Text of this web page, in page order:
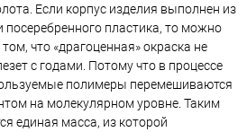
Если корпус изделия выполнен из
посеребренного пластика, то можно
что «драгоценная» окраска не
с годами. Потому что в процессе
полимеры перемешиваются
на молекулярном уровне. Таким
единая масса, из которой